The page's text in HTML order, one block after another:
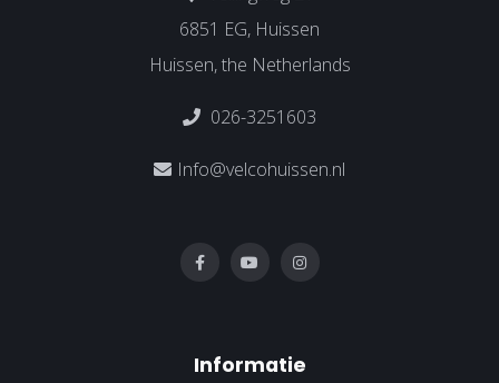
6851 EG, Huissen
Huissen, the Netherlands
026-3251603
Info@velcohuissen.nl
Informatie